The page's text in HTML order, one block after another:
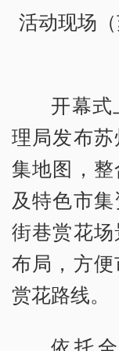
活动现场
开幕
理局发布
集地图，
及特色市集
街巷赏花
布局，方
赏花路线。